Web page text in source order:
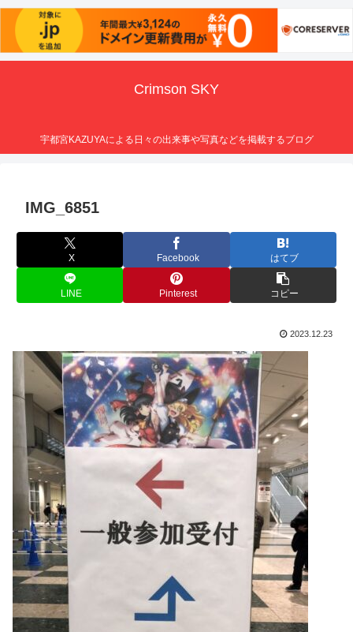
Crimson SKY
宇都宮KAZUYAによる日々の出来事や写真などを掲載するブログ
IMG_6851
X Facebook はてブ
LINE Pinterest コピー
2023.12.23